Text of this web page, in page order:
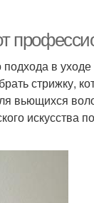
в уходе
стрижку,
вьющихся
искусства